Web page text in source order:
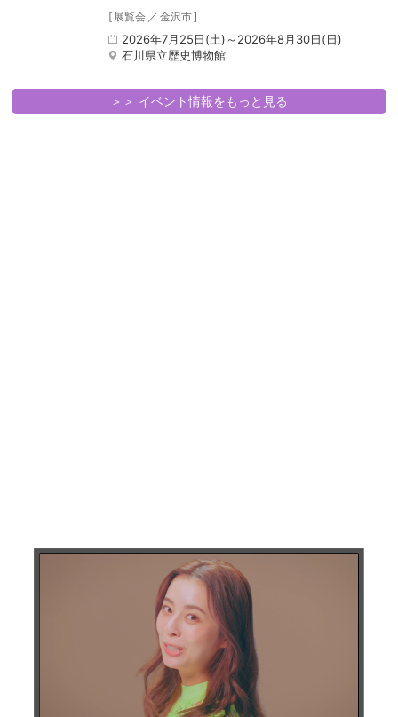
[ 展覧会 ／ 金沢市]
2026年7月25日(土)～2026年8月30日(日)
石川県立歴史博物館
＞＞ イベント情報をもっと見る